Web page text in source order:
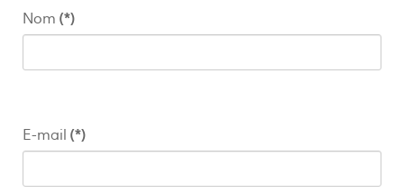
Nom (*)
E-mail (*)